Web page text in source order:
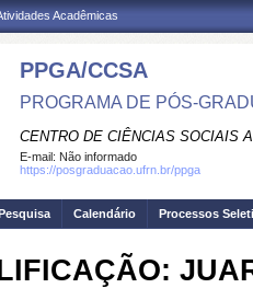
Acadêmicas
PPGA/CCSA
PROGRAMA DE PÓS-
CENTRO DE CIÊNCIAS SOCIAIS
E-mail: Não informado
https://posgraduacao.ufrn.br/ppga
Calendário Processos